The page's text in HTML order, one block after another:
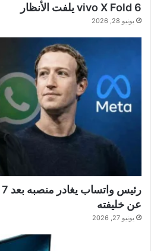
vivo X Fold 6 يلفت الأنظار
يونيو 28, 2026
عن خليفته
يونيو 27, 2026